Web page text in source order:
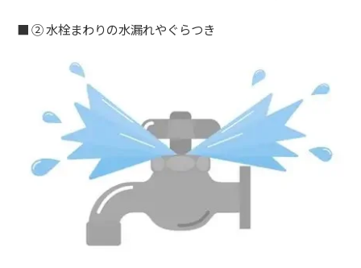
■ ② 水栓まわりの水漏れやぐらつき